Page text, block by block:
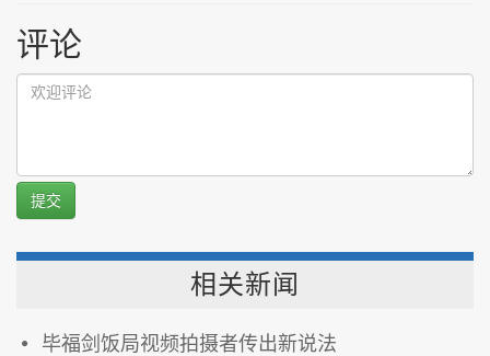
评论
提交
相关新闻
毕福剑饭局视频拍摄者传出新说法